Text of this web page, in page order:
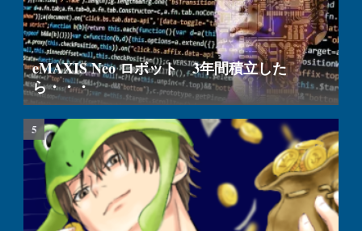
eMAXIS Neo ロボット 3年間積立した
ら・・・